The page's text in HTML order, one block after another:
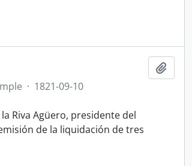
· 1821-09-10
Riva Agüero, presidente del
de la liquidación de tres